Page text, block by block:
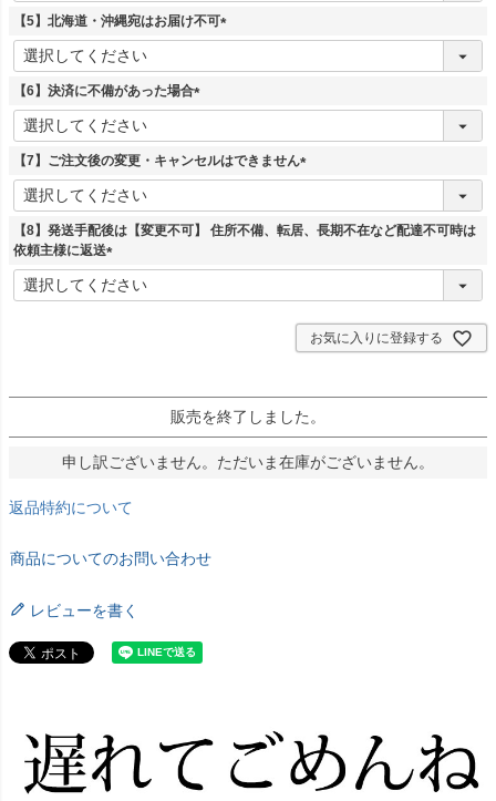
【5】北海道・沖縄宛はお届け不可
(
【6】決済に不備があった場合
(
須
【7】ご注文後の変更・キャンセルはできません
(
須
【8】発送手配後は【変更不可】 住所不備、転居、長期不在など配達不可時は
依頼主様に返送
(
必
お気に入りに登録する
販売を終了しました。
申し訳ございません。ただいま在庫がございません。
返品特約について
商品についてのお問い合わせ
レビューを書く